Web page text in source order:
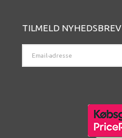
TILMELD NYHEDSBREV
ADRESSE